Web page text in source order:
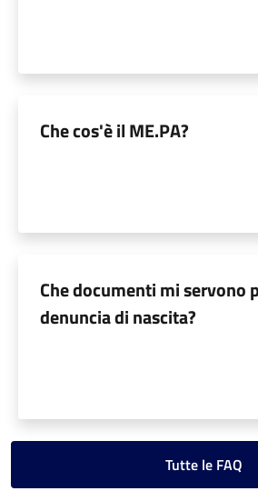
Che cos'è il ME.PA?
Che documenti mi servono
denuncia di nascita?
Tutte le FAQ